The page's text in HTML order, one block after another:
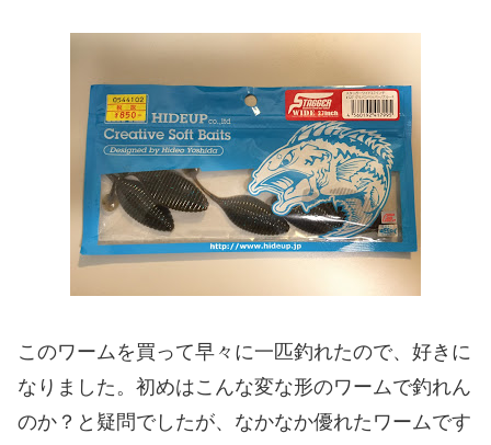
このワームを買って早々に一匹釣れたので、好きに
なりました。初めはこんな変な形のワームで釣れん
のか？と疑問でしたが、なかなか優れたワームです